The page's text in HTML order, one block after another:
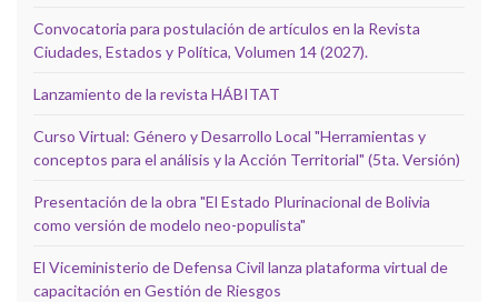
Convocatoria para postulación de artículos en la Revista
Ciudades, Estados y Política, Volumen 14 (2027).
Lanzamiento de la revista HÁBITAT
Curso Virtual: Género y Desarrollo Local "Herramientas y
conceptos para el análisis y la Acción Territorial" (5ta. Versión)
Presentación de la obra "El Estado Plurinacional de Bolivia
como versión de modelo neo-populista"
El Viceministerio de Defensa Civil lanza plataforma virtual de
capacitación en Gestión de Riesgos